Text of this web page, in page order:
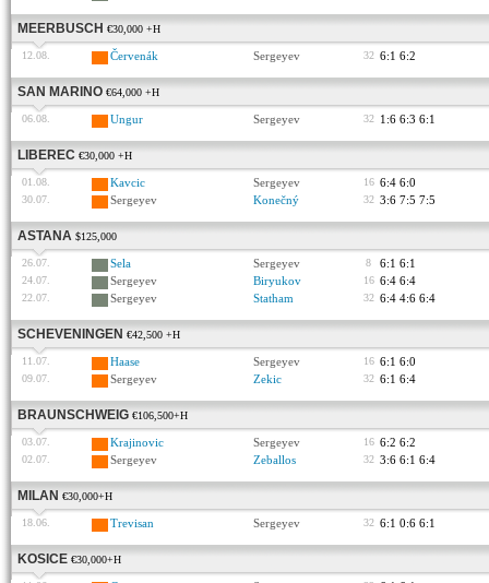
MEERBUSCH €30,000 +H
12.08. Červenák Sergeyev 32 6:1 6:2
SAN MARINO €64,000 +H
06.08. Ungur Sergeyev 32 1:6 6:3 6:1
LIBEREC €30,000 +H
01.08. Kavcic Sergeyev 16 6:4 6:0
30.07. Sergeyev Konečný 32 3:6 7:5 7:5
ASTANA $125,000
26.07. Sela Sergeyev 8 6:1 6:1
24.07. Sergeyev Biryukov 16 6:4 6:4
22.07. Sergeyev Statham 32 6:4 4:6 6:4
SCHEVENINGEN €42,500 +H
11.07. Haase Sergeyev 16 6:1 6:0
09.07. Sergeyev Zekic 32 6:1 6:4
BRAUNSCHWEIG €106,500+H
03.07. Krajinovic Sergeyev 16 6:2 6:2
02.07. Sergeyev Zeballos 32 3:6 6:1 6:4
MILAN €30,000+H
18.06. Trevisan Sergeyev 32 6:1 0:6 6:1
KOSICE €30,000+H